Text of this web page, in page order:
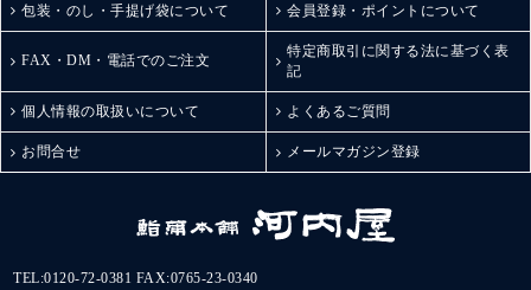
包装・のし・手提げ袋について 会員登録・ポイントについて
FAX・DM・電話でのご注文
特定商取引に関する法に基づく表
記
個人情報の取扱いについて よくあるご質問
お問合せ メールマガジン登録
TEL:0120-72-0381 FAX:0765-23-0340